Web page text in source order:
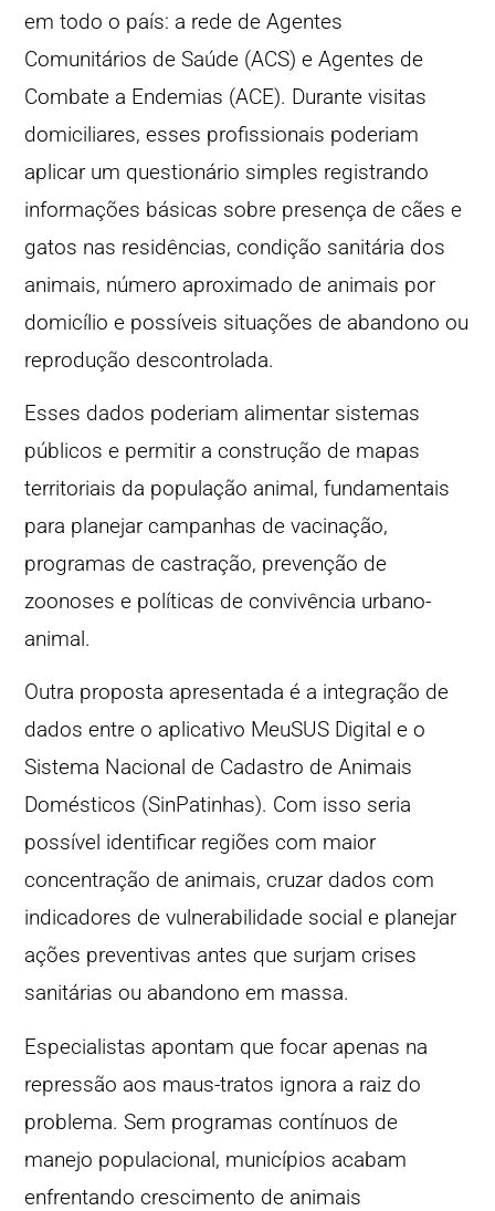
em todo o país: a rede de Agentes
Comunitários de Saúde (ACS) e Agentes de
Combate a Endemias (ACE). Durante visitas
domiciliares, esses profissionais poderiam
aplicar um questionário simples registrando
informações básicas sobre presença de cães e
gatos nas residências, condição sanitária dos
animais, número aproximado de animais por
domicílio e possíveis situações de abandono ou
reprodução descontrolada.
Esses dados poderiam alimentar sistemas
públicos e permitir a construção de mapas
territoriais da população animal, fundamentais
para planejar campanhas de vacinação,
programas de castração, prevenção de
zoonoses e políticas de convivência urbano-
animal.
Outra proposta apresentada é a integração de
dados entre o aplicativo MeuSUS Digital e o
Sistema Nacional de Cadastro de Animais
Domésticos (SinPatinhas). Com isso seria
possível identificar regiões com maior
concentração de animais, cruzar dados com
indicadores de vulnerabilidade social e planejar
ações preventivas antes que surjam crises
sanitárias ou abandono em massa.
Especialistas apontam que focar apenas na
repressão aos maus-tratos ignora a raiz do
problema. Sem programas contínuos de
manejo populacional, municípios acabam
enfrentando crescimento de animais